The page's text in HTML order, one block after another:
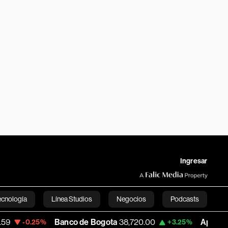
Ingresar
Línea Studios Negocios Podcasts
English
Banco de Bogota 38,720.00 +3.25% Apple 308.63